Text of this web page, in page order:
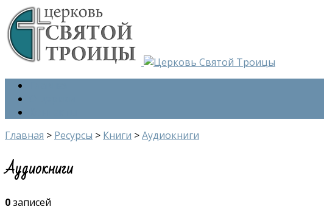
Главная > Ресурсы > Книги >Аудиокниги
Аудиокниги
0записей